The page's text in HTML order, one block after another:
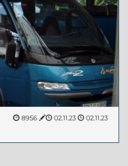
02.11.23
02.11.23
8956